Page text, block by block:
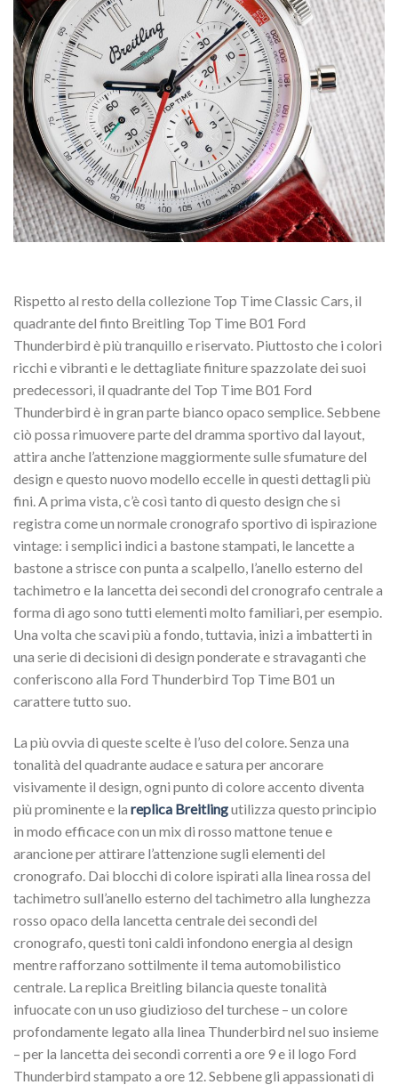
Rispetto al resto della collezione Top Time Classic Cars, il
quadrante del finto Breitling Top Time B01 Ford
Thunderbird è più tranquillo e riservato. Piuttosto che i colori
ricchi e vibranti e le dettagliate finiture spazzolate dei suoi
predecessori, il quadrante del Top Time B01 Ford
Thunderbird è in gran parte bianco opaco semplice. Sebbene
ciò possa rimuovere parte del dramma sportivo dal layout,
attira anche l’attenzione maggiormente sulle sfumature del
design e questo nuovo modello eccelle in questi dettagli più
fini. A prima vista, c’è così tanto di questo design che si
registra come un normale cronografo sportivo di ispirazione
vintage: i semplici indici a bastone stampati, le lancette a
bastone a strisce con punta a scalpello, l’anello esterno del
tachimetro e la lancetta dei secondi del cronografo centrale a
forma di ago sono tutti elementi molto familiari, per esempio.
Una volta che scavi più a fondo, tuttavia, inizi a imbatterti in
una serie di decisioni di design ponderate e stravaganti che
conferiscono alla Ford Thunderbird Top Time B01 un
carattere tutto suo.
La più ovvia di queste scelte è l’uso del colore. Senza una
tonalità del quadrante audace e satura per ancorare
visivamente il design, ogni punto di colore accento diventa
più prominente e la replica Breitlingutilizza questo principio
in modo efficace con un mix di rosso mattone tenue e
arancione per attirare l’attenzione sugli elementi del
cronografo. Dai blocchi di colore ispirati alla linea rossa del
tachimetro sull’anello esterno del tachimetro alla lunghezza
rosso opaco della lancetta centrale dei secondi del
cronografo, questi toni caldi infondono energia al design
mentre rafforzano sottilmente il tema automobilistico
centrale. La replica Breitling bilancia queste tonalità
infuocate con un uso giudizioso del turchese – un colore
profondamente legato alla linea Thunderbird nel suo insieme
– per la lancetta dei secondi correnti a ore 9 e il logo Ford
Thunderbird stampato a ore 12. Sebbene gli appassionati di